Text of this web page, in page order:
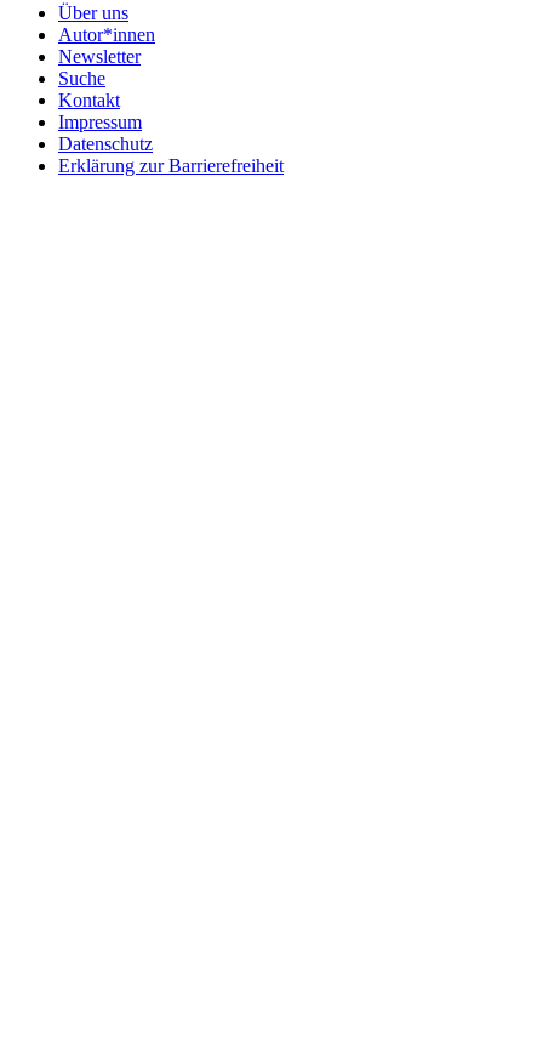
Über uns
Autor*innen
Newsletter
Suche
Kontakt
Impressum
Datenschutz
Erklärung zur Barrierefreiheit